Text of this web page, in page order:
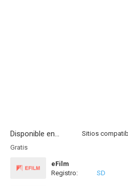
Disponible en...
Gratis
eFilm
Registro:
SD